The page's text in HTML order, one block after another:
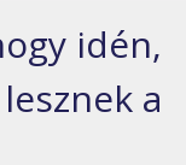
idén,
a